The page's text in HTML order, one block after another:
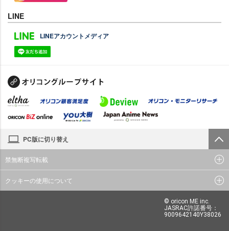
LINE
LINEアカウントメディア
PC版に切り替え
禁無断複写転載
クッキーの使用について
© oricon ME inc.
JASRAC許諾番号：
9009642140Y38026